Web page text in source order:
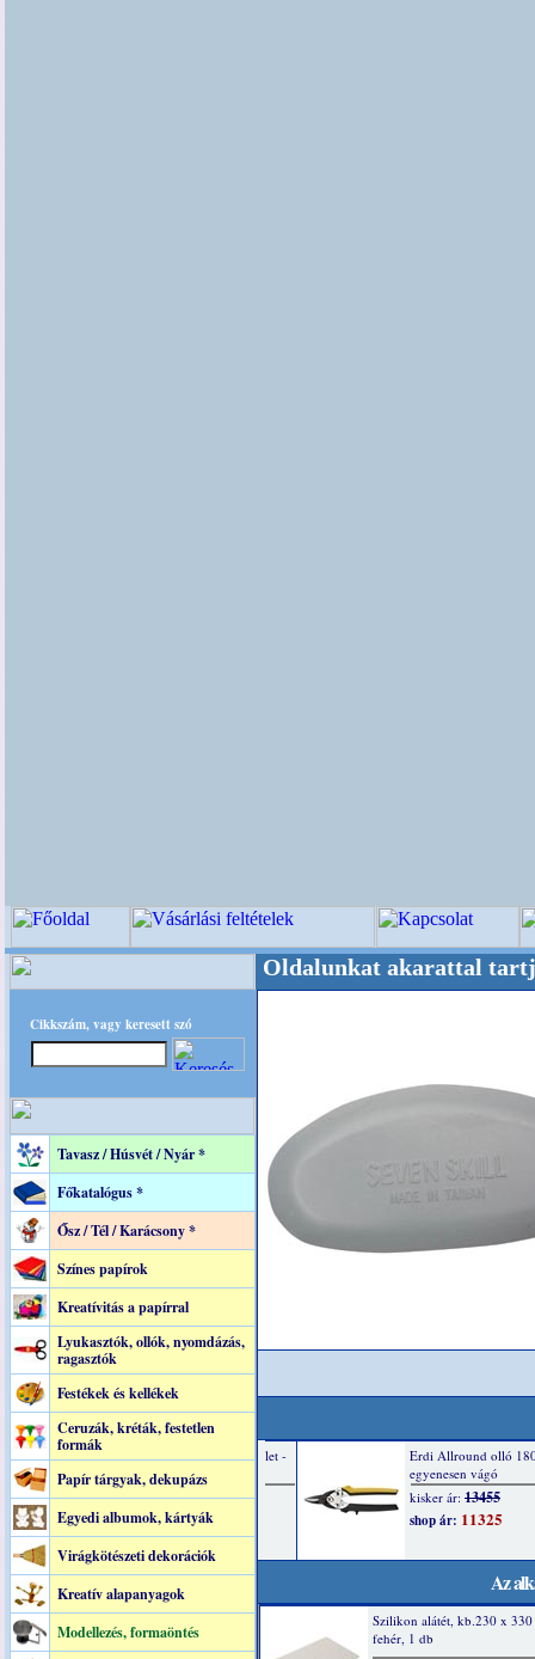
Cikkszám, vagy keresett szó
Tavasz / Húsvét / Nyár *
Főkatalógus *
Ősz / Tél / Karácsony *
Színes papírok
Kreatívitás a papírral
Lyukasztók, ollók, nyomdázás,
ragasztók
Festékek és kellékek
Ceruzák, kréták, festetlen
formák
Papír tárgyak, dekupázs
Egyedi albumok, kártyák
Virágkötészeti dekorációk
Kreatív alapanyagok
Modellezés, formaöntés
+++++++ Oldalunkat akarattal tartjuk
Az
Szilikon alátét, kb.230 x
fehér, 1 db